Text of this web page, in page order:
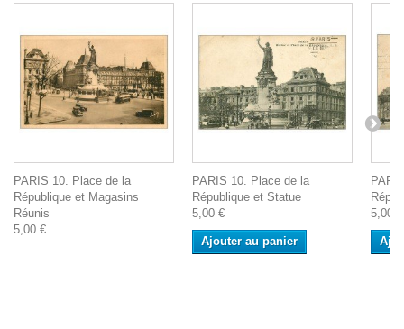
PARIS 10. Place de la
République et Magasins
Réunis
5,00 €
PARIS 10. Place de la
République et Statue
5,00 €
Ajouter au panier
5,00 €